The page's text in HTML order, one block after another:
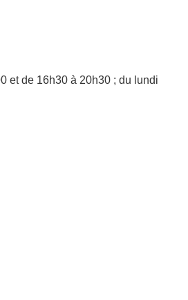
et de 16h30 à 20h30 ; du lundi